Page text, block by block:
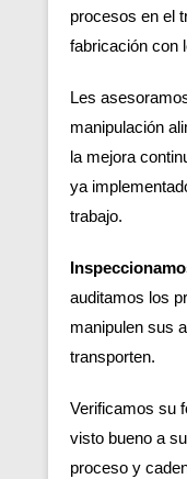
procesos en el
fabricación con
Les
manipulación
la mejora
ya
trabajo.
auditamos los
manipulen sus
transporten.
Verificamos su
visto bueno a
proceso y